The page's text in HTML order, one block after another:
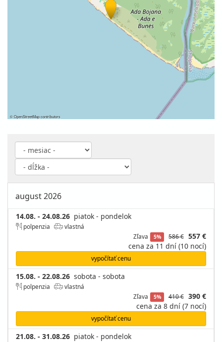
©OpenStreetMapcontributors
august 2026
14.08. - 24.08.26 piatok - pondelok
polpenzia
vlastná
Zľava
5% 586 € 557 €
cena za 11 dní (10 nocí)
vypočítať cenu
15.08. - 22.08.26 sobota - sobota
polpenzia
vlastná
Zľava
5% 410 € 390 €
cena za 8 dní (7 nocí)
vypočítať cenu
21.08. - 31.08.26 piatok - pondelok